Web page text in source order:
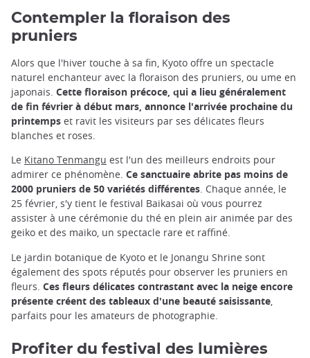
Contempler la floraison des
pruniers
Alors que l'hiver touche à sa fin, Kyoto offre un spectacle
naturel enchanteur avec la floraison des pruniers, ou ume en
japonais. Cette floraison précoce, qui a lieu généralement
de fin février à début mars, annonce l'arrivée prochaine du
printemps et ravit les visiteurs par ses délicates fleurs
blanches et roses.
Le Kitano Tenmangu est l'un des meilleurs endroits pour
admirer ce phénomène. Ce sanctuaire abrite pas moins de
2000 pruniers de 50 variétés différentes. Chaque année, le
25 février, s'y tient le festival Baikasai où vous pourrez
assister à une cérémonie du thé en plein air animée par des
geiko et des maiko, un spectacle rare et raffiné.
Le jardin botanique de Kyoto et le Jonangu Shrine sont
également des spots réputés pour observer les pruniers en
fleurs. Ces fleurs délicates contrastant avec la neige encore
présente créent des tableaux d'une beauté saisissante
parfaits pour les amateurs de photographie.
Profiter du festival des lumières